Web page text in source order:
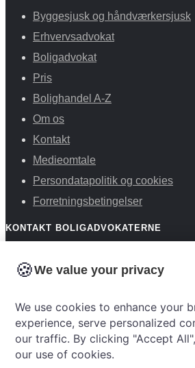
Byggesjusk og håndværkersjusk
Erhvervsadvokat
Boligadvokat
Pris
Bolighandel A-Z
Om os
Kontakt
Medieomtale
Persondatapolitik og cookies
Forretningsbetingelser
KONTAKT BOLIGADVOKATERNE
Fredag fra kl. 09.00 til 16.00
+45 25 16 65 17
cv@sonderbylegal.eu
🍪We value your privacy
We use cookies to enhance your
experience, serve personalized
our traffic. By clicking "Accept
our use of cookies.